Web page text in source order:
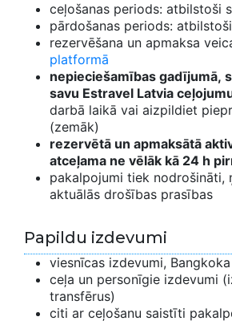
ceļošanas periods: atbilstoši
pārdošanas periods:
rezervēšana un apmaksa
platformā
nepieciešamības gadījumā,
savu Estravel Latvia
darbā laikā vai aizpildiet
(zemāk)
rezervētā un apmaksātā
atceļama ne vēlāk kā 24 h
pakalpojumi tiek nodrošināti,
aktuālās drošības prasības
Papildu izdevumi
viesnīcas izdevumi, Bangkoka
ceļa un personīgie izdevumi
transfērus)
citi ar ceļošanu saistīti